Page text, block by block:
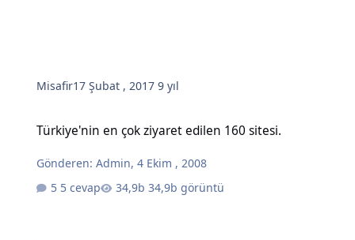
Misafir17 Şubat , 20179 yıl
Türkiye'nin en çok ziyaret edilen 160 sitesi.
Gönderen:Admin,4 Ekim , 2008
5 cevap
34,9b görüntü